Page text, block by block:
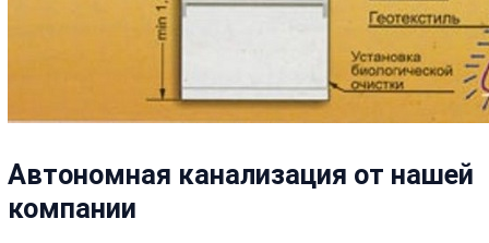
Автономная канализация от нашей
компании